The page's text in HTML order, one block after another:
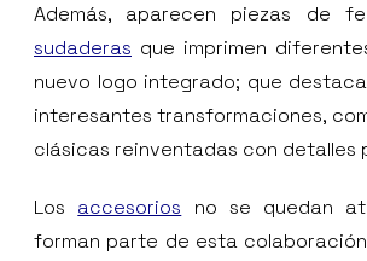
Además, aparecen piezas de
sudaderas que imprimen
nuevo logo integrado; que
interesantes transformaciones,
clásicas reinventadas con detalles
Los accesorios no se quedan
forman parte de esta